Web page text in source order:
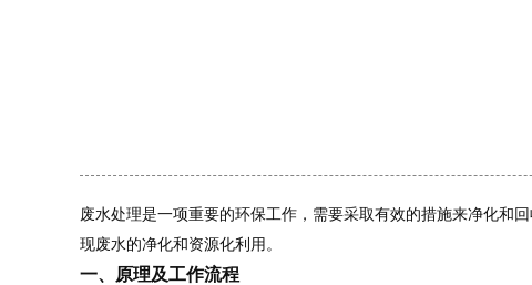
废水处理是一项重要的环保工作，需要采取有效的措施来净化和回
现废水的净化和资源化利用。
一、原理及工作流程